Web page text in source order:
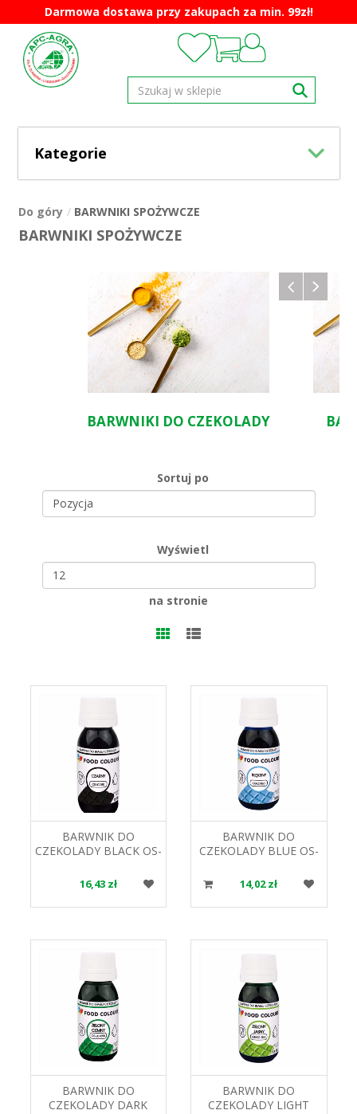
Darmowa dostawa przy zakupach za min. 99zł!
Kategorie
Do góry BARWNIKI SPOŻYWCZE
BARWNIKI SPOŻYWCZE
BARWNIKI DO CZEKOLADY
Sortuj po
Wyświetl
na stronie
BARWNIK DO
CZEKOLADY BLACK OS-
COLOURS
16,43 zł
BARWNIK DO
CZEKOLADY BLUE OS-
COLOURS
14,02 zł
BARWNIK DO
CZEKOLADY DARK
BARWNIK DO
CZEKOLADY LIGHT